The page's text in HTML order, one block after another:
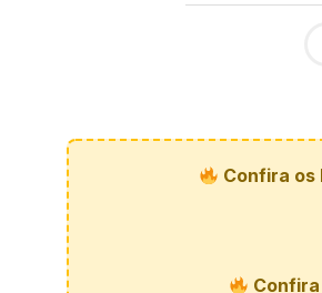
Confira os